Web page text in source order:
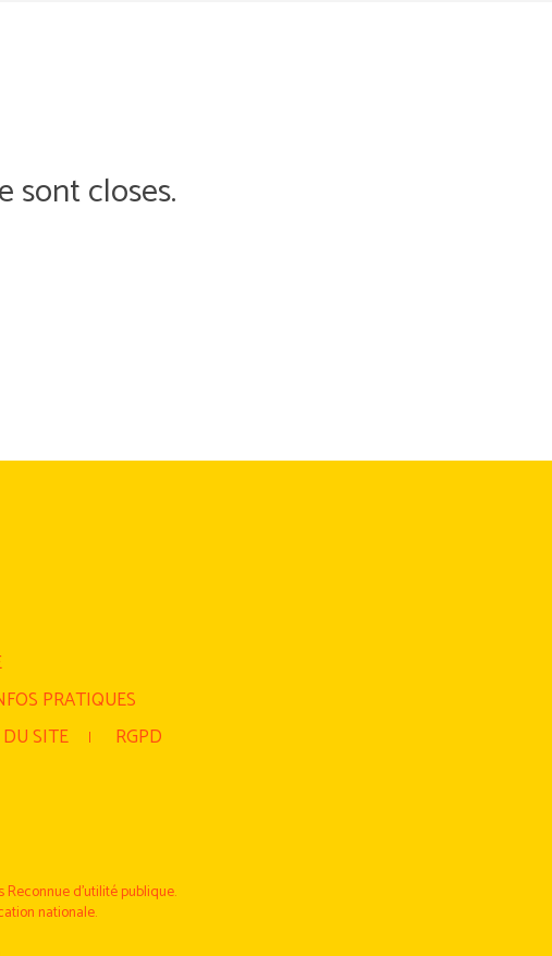
sont closes.
PRATIQUES
SITE RGPD
d’utilité publique.
nationale.